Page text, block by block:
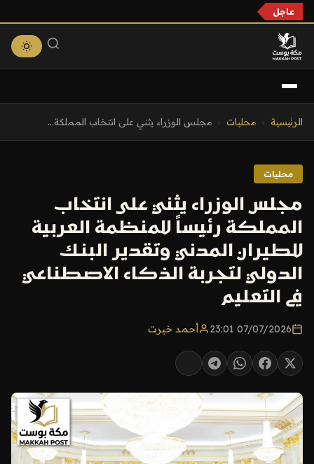
عاجل
الرئيسية محليات مجلس الوزراء يثني على انتخاب المملكة...
محليات
مجلس الوزراء يثني على انتخاب
المملكة رئيساً للمنظمة العربية
للطيران المدني وتقدير البنك
الدولي لتجربة الذكاء الاصطناعي
في التعليم
07/07/2026 23:01 أحمد خيرت